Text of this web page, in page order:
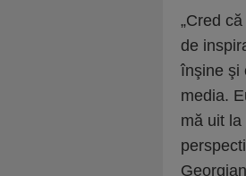
„Cred
de
înşine şi
media.
mă uit